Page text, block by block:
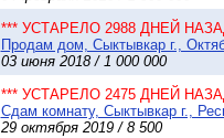
*** УСТАРЕЛО 2988 ДНЕЙ
Продам дом, Сыктывкар г.,
03 июня 2018 / 1 000 000
*** УСТАРЕЛО 2475 ДНЕЙ
Сдам комнату, Сыктывкар г.,
29 октября 2019 / 8 500